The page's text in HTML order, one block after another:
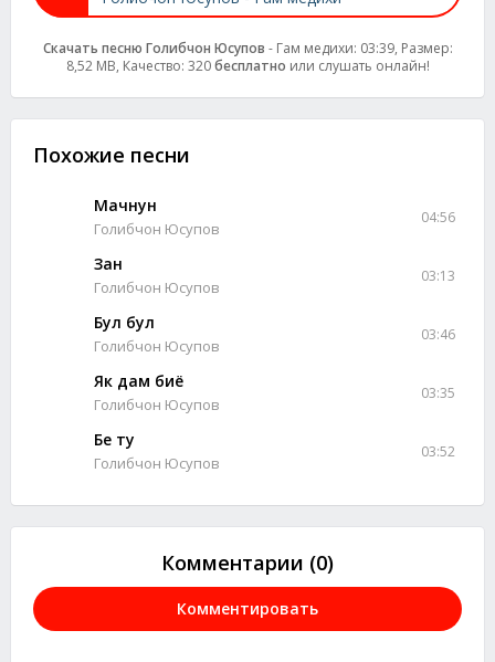
Скачать песню Голибчон Юсупов - Гам медихи: 03:39, Размер:
8,52 MB, Качество: 320бесплатно или слушать онлайн!
Похожие песни
Мачнун
Голибчон Юсупов
04:56
Зан
Голибчон Юсупов
03:13
Бул бул
Голибчон Юсупов
03:46
Як дам биё
Голибчон Юсупов
03:35
Бе ту
Голибчон Юсупов
03:52
Комментарии (0)
Комментировать